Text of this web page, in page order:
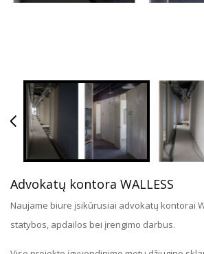
Advokatų kontora WALLESS
Naujame biure įsikūrusiai advokatų kontorai
statybos, apdailos bei įrengimo darbus.